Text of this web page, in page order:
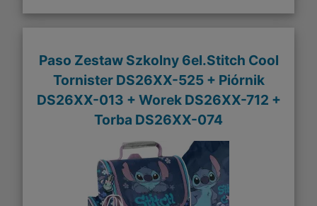
Paso Zestaw Szkolny 6el.Stitch Cool
Tornister DS26XX-525 + Piórnik
DS26XX-013 + Worek DS26XX-712 +
Torba DS26XX-074